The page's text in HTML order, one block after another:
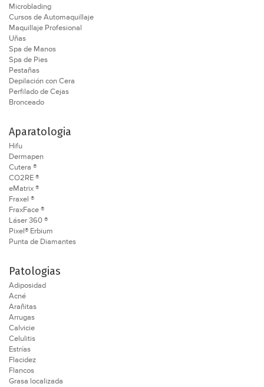
Microblading
Cursos de Automaquillaje
Maquillaje Profesional
Uñas
Spa de Manos
Spa de Pies
Pestañas
Depilación con Cera
Perfilado de Cejas
Bronceado
Aparatologia
Hifu
Dermapen
Cutera ®
CO2RE ®
eMatrix ®
Fraxel ®
FraxFace ®
Láser 360 ®
Pixel® Erbium
Punta de Diamantes
Patologias
Adiposidad
Acné
Arañitas
Arrugas
Calvicie
Celulitis
Estrías
Flacidez
Flancos
Grasa localizada